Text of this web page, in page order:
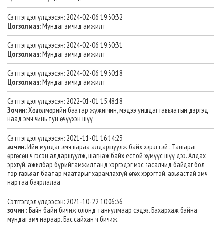
Сэтггэгдэл үлдээсэн: 2024-02-06 19:30:32
Цогзолмаа:Мундаг эмчид амжилт
Сэтггэгдэл үлдээсэн: 2024-02-06 19:30:31
Цогзолмаа:Мундаг эмчид амжилт
Сэтггэгдэл үлдээсэн: 2024-02-06 19:30:18
Цогзолмаа:Мундаг эмчид амжилт
Сэтггэгдэл үлдээсэн: 2022-01-01 15:48:18
Зочин:Хөдөлмөрийн баатар жүжигчин, мэдээ уншдаг гавьяатын дэргэд
наад эмч чинь тун өчүүхэн шүү
Сэтггэгдэл үлдээсэн: 2021-11-01 16:14:23
зочин:Ийм мундаг эмч нараа алдаршуулж байх хэрэгтэй . Тангараг
өргөсөн ч гэсэн алдаршуулж, шагнаж байх ёстой хүмүүс шүү дээ. Алдах
эрхгүй, ажилбар бүрийг амжилтанд хэргэдэг мэс засалчид байдаг бол
тэр гавьяат баатар маатарыг харамлахгүй өгөх хэрэгтэй. авьяастай эмч
нартаа баярлалаа
Сэтггэгдэл үлдээсэн: 2021-10-22 10:06:36
зочин :Байн байн бичиж олонд таниулмаар сэдэв. Бахархаж байна
мундаг эмч нараар. Бас сайхан ч бичиж.